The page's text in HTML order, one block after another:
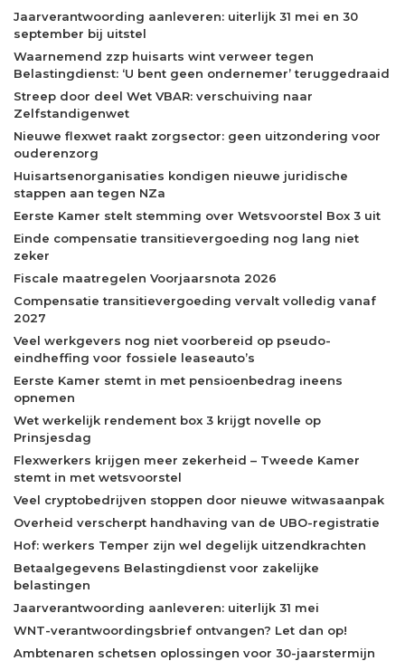
Jaarverantwoording aanleveren: uiterlijk 31 mei en 30
september bij uitstel
Waarnemend zzp huisarts wint verweer tegen
Belastingdienst: ‘U bent geen ondernemer’ teruggedraaid
Streep door deel Wet VBAR: verschuiving naar
Zelfstandigenwet
Nieuwe flexwet raakt zorgsector: geen uitzondering voor
ouderenzorg
Huisartsenorganisaties kondigen nieuwe juridische
stappen aan tegen NZa
Eerste Kamer stelt stemming over Wetsvoorstel Box 3 uit
Einde compensatie transitievergoeding nog lang niet
zeker
Fiscale maatregelen Voorjaarsnota 2026
Compensatie transitievergoeding vervalt volledig vanaf
2027
Veel werkgevers nog niet voorbereid op pseudo-
eindheffing voor fossiele leaseauto’s
Eerste Kamer stemt in met pensioenbedrag ineens
opnemen
Wet werkelijk rendement box 3 krijgt novelle op
Prinsjesdag
Flexwerkers krijgen meer zekerheid – Tweede Kamer
stemt in met wetsvoorstel
Veel cryptobedrijven stoppen door nieuwe witwasaanpak
Overheid verscherpt handhaving van de UBO-registratie
Hof: werkers Temper zijn wel degelijk uitzendkrachten
Betaalgegevens Belastingdienst voor zakelijke
belastingen
Jaarverantwoording aanleveren: uiterlijk 31 mei
WNT-verantwoordingsbrief ontvangen? Let dan op!
Ambtenaren schetsen oplossingen voor 30-jaarstermijn